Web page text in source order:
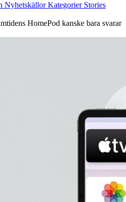
NyhetskällorKategorier Stories
HomePod kanske bara svarar